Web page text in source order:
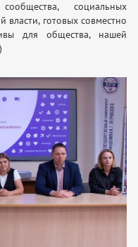
социальных
власти, готовых совместно
для общества, нашей
)